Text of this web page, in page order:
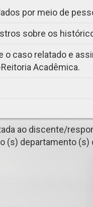
por meio de
sobre os
o caso relatado e
Acadêmica.
ao discente/
(s) departamento